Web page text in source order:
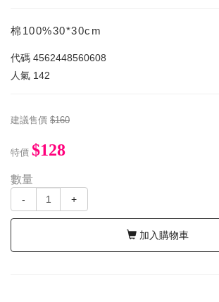
棉100%30*30cm
代碼 4562448560608
人氣 142
建議售價 $160
特價 $128
數量
- +
加入購物車